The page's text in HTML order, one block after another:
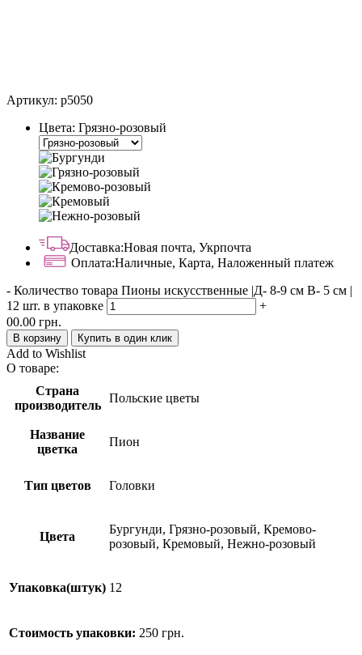
Артикул: p5050
Цвета: Грязно-розовый
Доставка:Новая почта, Укрпочта
Оплата:Наличные, Карта, Наложенный платеж
- Количество товара Пионы искусственные |Д- 8-9 см В- 5 см |
12 шт. в упаковке
+
00.00 грн.
В корзину Купить в один клик
Add to Wishlist
О товаре:
Страна
производитель
Польские цветы
Название
цветка
Пион
Тип цветов Головки
Цвета
Бургунди, Грязно-розовый, Кремово-
розовый, Кремовый, Нежно-розовый
Упаковка(штук) 12
Стоимость упаковки: 250 грн.